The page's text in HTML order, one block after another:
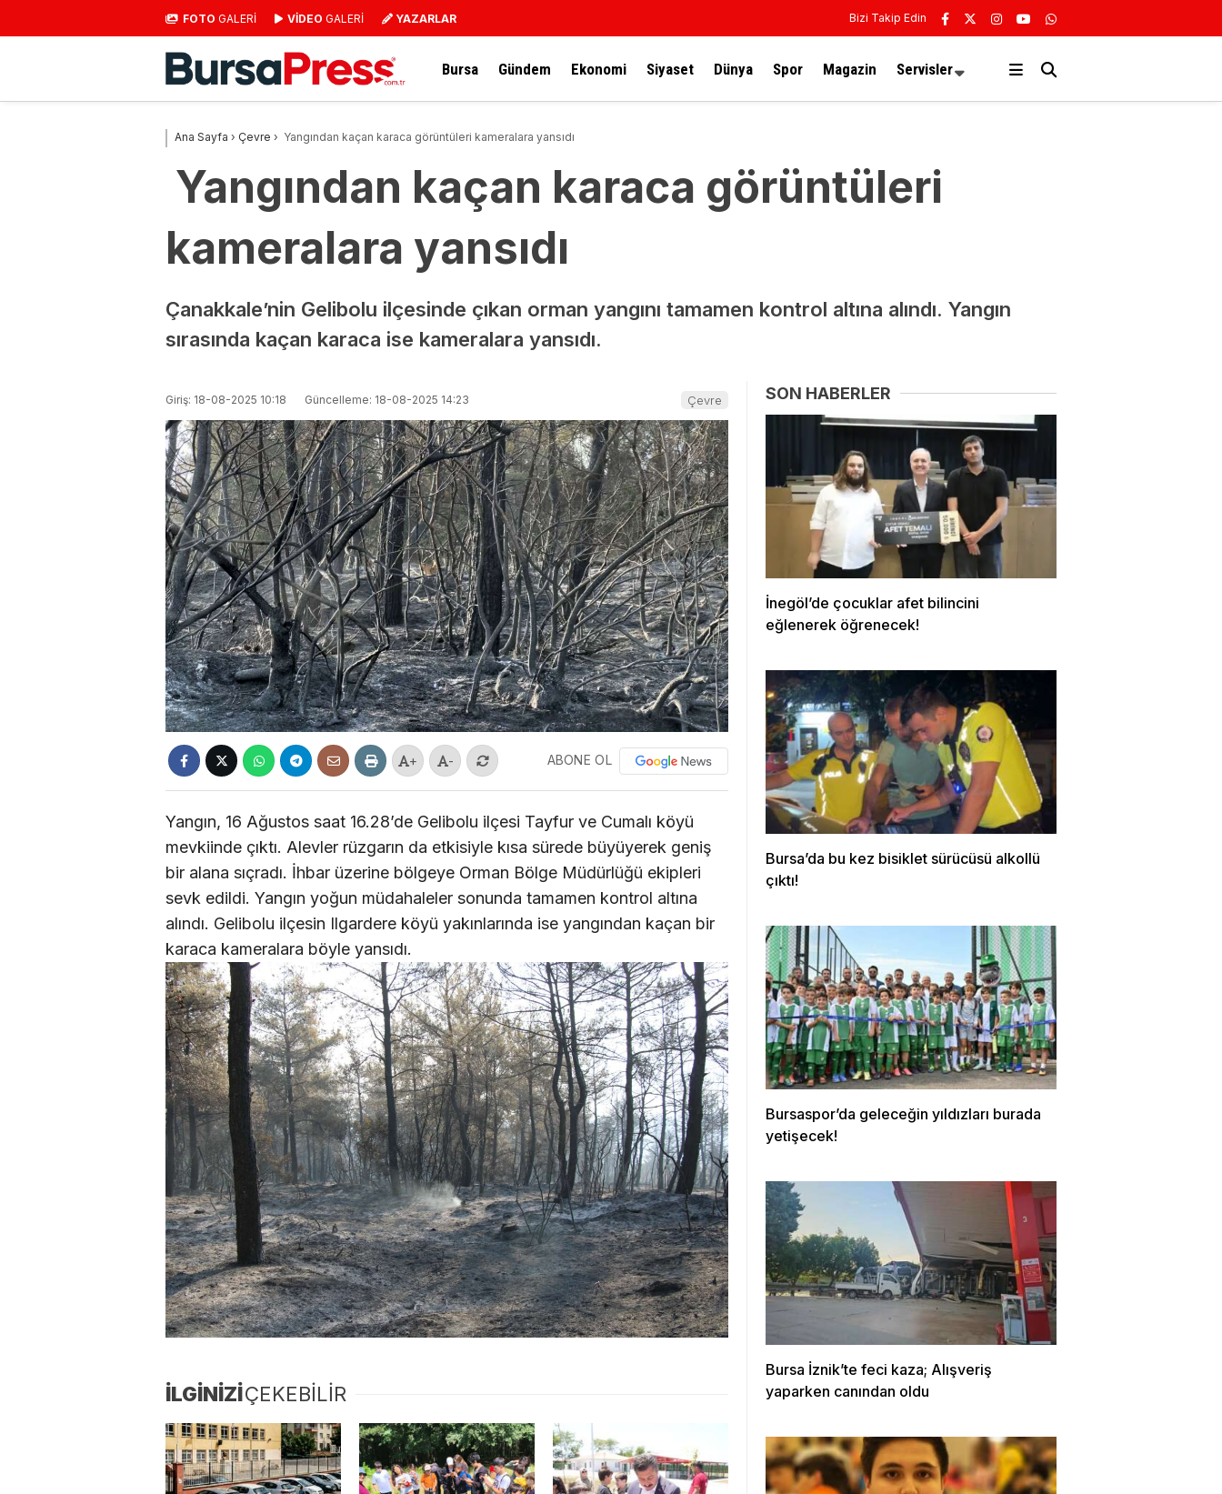
FOTO GALERİ VİDEO GALERİ YAZARLAR Bizi Takip Edin
Bursa Gündem Ekonomi Siyaset Dünya Spor Magazin Servisler
Ana Sayfa › Çevre › Yangından kaçan karaca görüntüleri kameralara yansıdı
Yangından kaçan karaca görüntüleri
kameralara yansıdı
Çanakkale’nin Gelibolu ilçesinde çıkan orman yangını tamamen kontrol altına alındı. Yangın
sırasında kaçan karaca ise kameralara yansıdı.
Giriş: 18-08-2025 10:18 Güncelleme: 18-08-2025 14:23 Çevre
+ - ABONE OL
Yangın, 16 Ağustos saat 16.28’de Gelibolu ilçesi Tayfur ve Cumalı köyü
mevkiinde çıktı. Alevler rüzgarın da etkisiyle kısa sürede büyüyerek geniş
bir alana sıçradı. İhbar üzerine bölgeye Orman Bölge Müdürlüğü ekipleri
sevk edildi. Yangın yoğun müdahaleler sonunda tamamen kontrol altına
alındı. Gelibolu ilçesin Ilgardere köyü yakınlarında ise yangından kaçan bir
karaca kameralara böyle yansıdı.
İLGİNİZİÇEKEBİLİR
SON HABERLER
İnegöl’de çocuklar afet bilincini
eğlenerek öğrenecek!
Bursa’da bu kez bisiklet sürücüsü alkollü
çıktı!
Bursaspor’da geleceğin yıldızları burada
yetişecek!
Bursa İznik’te feci kaza; Alışveriş
yaparken canından oldu